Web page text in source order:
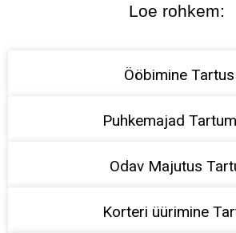
Loe rohkem:
Ööbimine Tartus
Puhkemajad
Odav Majutus
Korteri üürimine